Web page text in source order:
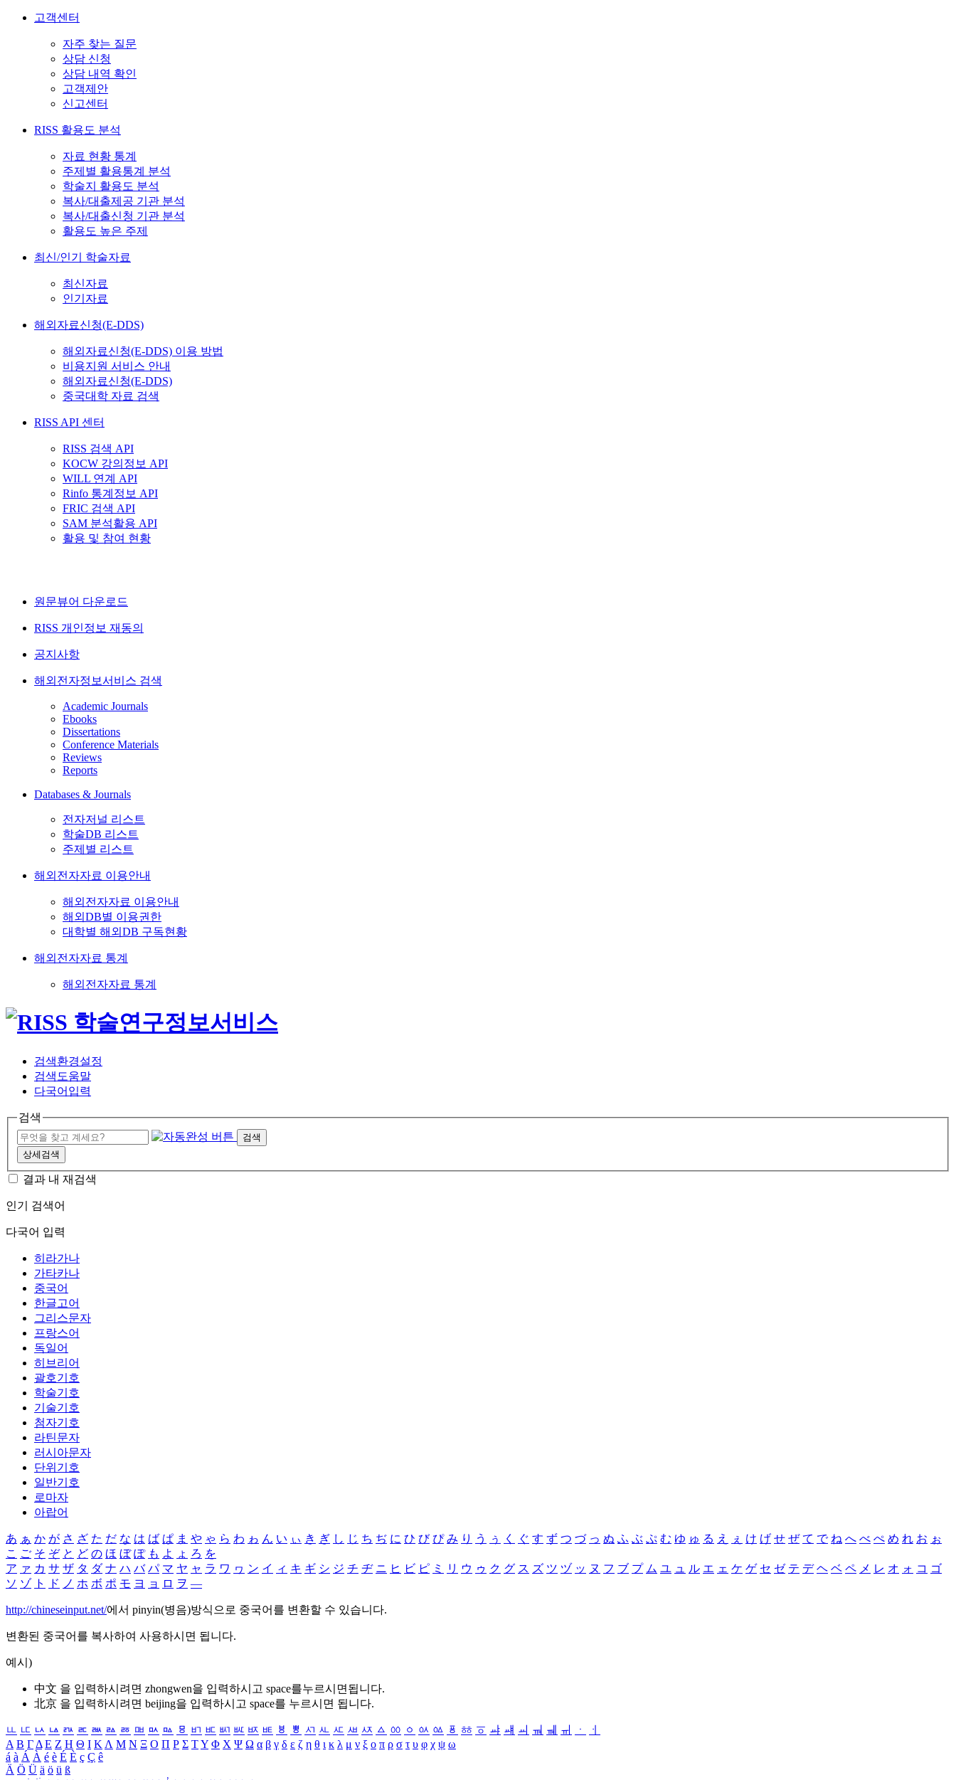
고객센터
자주 찾는 질문
상담 신청
상담 내역 확인
고객제안
신고센터
RISS 활용도 분석
자료 현황 통계
주제별 활용통계 분석
학술지 활용도 분석
복사/대출제공 기관 분석
복사/대출신청 기관 분석
활용도 높은 주제
최신/인기 학술자료
최신자료
인기자료
해외자료신청(E-DDS)
해외자료신청(E-DDS) 이용 방법
비용지원 서비스 안내
해외자료신청(E-DDS)
중국대학 자료 검색
RISS API 센터
RISS 검색 API
KOCW 강의정보 API
WILL 연계 API
Rinfo 통계정보 API
FRIC 검색 API
SAM 분석활용 API
활용 및 참여 현황
원문뷰어 다운로드
RISS 개인정보 재동의
공지사항
해외전자정보서비스 검색
Academic Journals
Ebooks
Dissertations
Conference Materials
Reviews
Reports
Databases & Journals
전자저널 리스트
학술DB 리스트
주제별 리스트
해외전자자료 이용안내
해외전자자료 이용안내
해외DB별 이용권한
대학별 해외DB 구독현황
해외전자자료 통계
해외전자자료 통계
검색환경설정
검색도움말
다국어입력
검색
검색
상세검색
결과 내 재검색
인기 검색어
다국어 입력
히라가나
가타카나
중국어
한글고어
그리스문자
프랑스어
독일어
히브리어
괄호기호
학술기호
기술기호
첨자기호
라틴문자
러시아문자
단위기호
일반기호
로마자
아랍어
あ ぁ か が さ ざ た だ な は ば ぱ ま や ゃ ら わ ゎ ん い ぃ き ぎ し じ ち ぢ に ひ び ぴ み り う ぅ く ぐ す ず つ づ っ ぬ ふ ぶ ぷ む ゆ ゅ る え ぇ け げ せ ぜ て で ね へ べ ぺ め れ お ぉ
こ ご そ ぞ と ど の ほ ぼ ぽ も よ ょ ろ を
ア ァ カ サ ザ タ ダ ナ ハ バ パ マ ヤ ャ ラ ワ ヮ ン イ ィ キ ギ シ ジ チ ヂ ニ ヒ ビ ピ ミ リ ウ ゥ ク グ ス ズ ツ ヅ ッ ヌ フ ブ プ ム ユ ュ ル エ ェ ケ ゲ セ ゼ テ デ ヘ ベ ペ メ レ オ ォ コ ゴ
ソ ゾ ト ド ノ ホ ボ ポ モ ヨ ョ ロ ヲ ―
http://chineseinput.net/에서 pinyin(병음)방식으로 중국어를 변환할 수 있습니다.
변환된 중국어를 복사하여 사용하시면 됩니다.
예시)
中文 을 입력하시려면 zhongwen을 입력하시고 space를누르시면됩니다.
北京 을 입력하시려면 beijing을 입력하시고 space를 누르시면 됩니다.
ㅥ ㅦ ㅧ ㅨ ㅩ ㅪ ㅫ ㅬ ㅭ ㅮ ㅯ ㅰ ㅱ ㅲ ㅳ ㅴ ㅵ ㅶ ㅷ ㅸ ㅹ ㅺ ㅻ ㅼ ㅽ ㅾ ㅿ ㆀ ㆁ ㆂ ㆃ ㆄ ㆅ ㆆ ㆇ ㆈ ㆉ ㆊ ㆋ ㆌ ㆍ
ㆎ
Α Β ΓΔ Ε Ζ Η Θ Ι ΚΛ Μ Ν Ξ Ο Π Ρ Σ ΤΥ Φ Χ Ψ Ω α β γ δ ε ζ η θ ι κ λ μ ν ξ ο π ρ σ τ υ φ χ ψ ω
á à Á À é è É È ç Ç ê
Ä Ö Ü ä ö ü ß